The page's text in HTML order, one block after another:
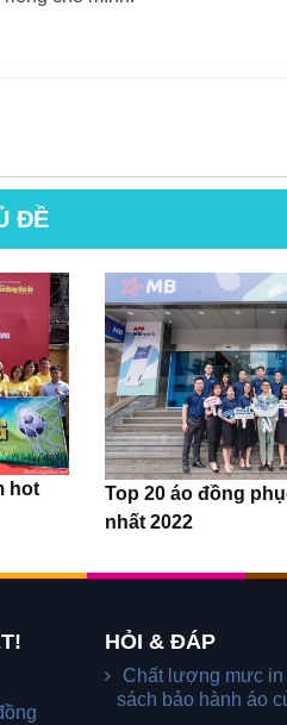
ĐỀ
hot
Top 20 áo đồng
nhất 2022
HỎI & ĐÁP
Chất lượng mưc in
sách bảo hành áo